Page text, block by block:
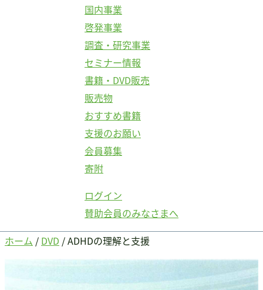
国内事業
啓発事業
調査・研究事業
セミナー情報
書籍・DVD販売
販売物
おすすめ書籍
支援のお願い
会員募集
寄附
ログイン
賛助会員のみなさまへ
ホーム / DVD / ADHDの理解と支援
ログイン
賛助会員のみなさまへ